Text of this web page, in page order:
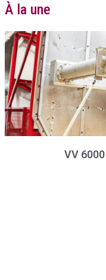
À la une
VV 6000